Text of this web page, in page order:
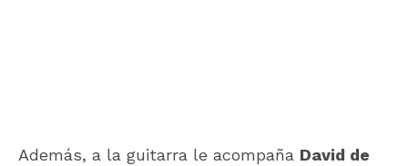
Además, a la guitarra le acompaña David de